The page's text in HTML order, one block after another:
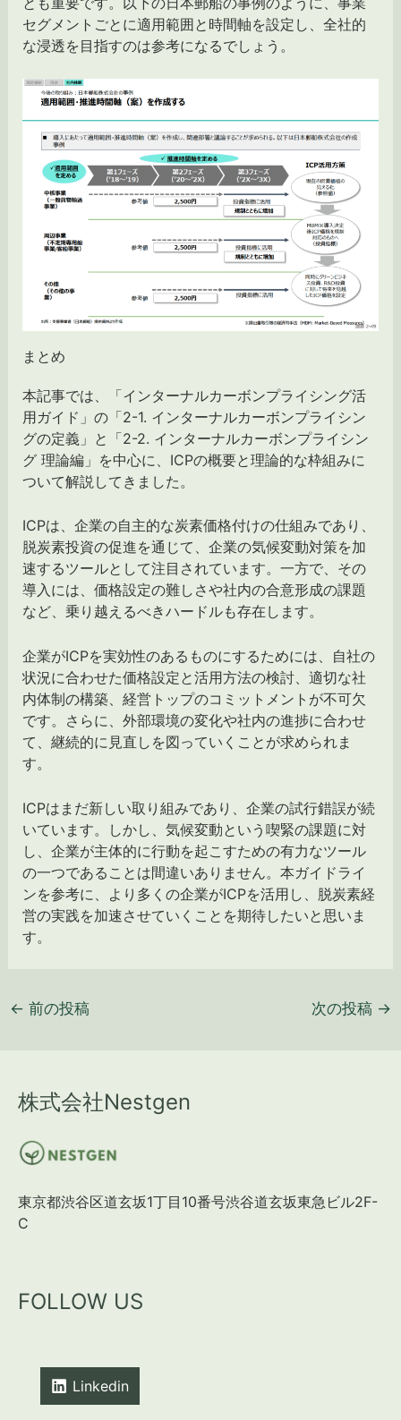
セグメントごとに適用範囲と時間軸を設定し、全社的
な浸透を目指すのは参考になるでしょう。
まとめ
本記事では、「インターナルカーボンプライシング活
用ガイド」の「2-1. インターナルカーボンプライシン
グの定義」と「2-2. インターナルカーボンプライシン
グ 理論編」を中心に、ICPの概要と理論的な枠組みに
ついて解説してきました。
ICPは、企業の自主的な炭素価格付けの仕組みであり、
脱炭素投資の促進を通じて、企業の気候変動対策を加
速するツールとして注目されています。一方で、その
導入には、価格設定の難しさや社内の合意形成の課題
など、乗り越えるべきハードルも存在します。
企業がICPを実効性のあるものにするためには、自社の
状況に合わせた価格設定と活用方法の検討、適切な社
内体制の構築、経営トップのコミットメントが不可欠
です。さらに、外部環境の変化や社内の進捗に合わせ
て、継続的に見直しを図っていくことが求められま
す。
ICPはまだ新しい取り組みであり、企業の試行錯誤が続
いています。しかし、気候変動という喫緊の課題に対
し、企業が主体的に行動を起こすための有力なツール
の一つであることは間違いありません。本ガイドライ
ンを参考に、より多くの企業がICPを活用し、脱炭素経
営の実践を加速させていくことを期待したいと思いま
す。
← 前の投稿 次の投稿 →
株式会社Nestgen
東京都渋谷区道玄坂1丁目10番号渋谷道玄坂東急ビル2F-
C
FOLLOW US
Linkedin